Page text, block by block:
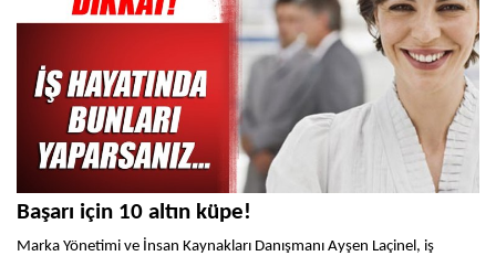
Başarı için 10 altın küpe!
Marka Yönetimi ve İnsan Kaynakları Danışmanı Ayşen Laçinel, iş